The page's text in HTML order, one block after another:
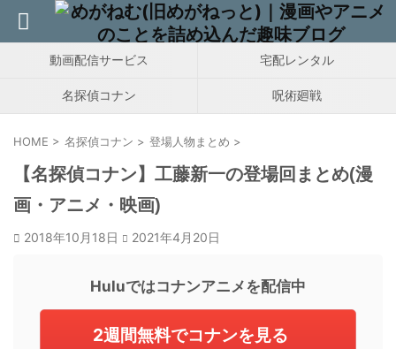
動画配信サービス 宅配レンタル
名探偵コナン 呪術廻戦
HOME > 名探偵コナン > 登場人物まとめ >
【名探偵コナン】工藤新一の登場回まとめ(漫
画・アニメ・映画)
2018年10月18日 2021年4月20日
Huluではコナンアニメを配信中
2週間無料でコナンを見る